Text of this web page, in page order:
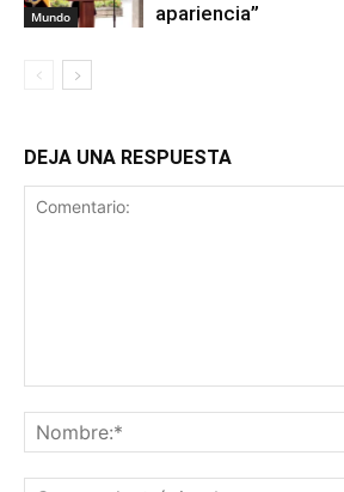
Mundo
apariencia”
DEJA UNA RESPUESTA